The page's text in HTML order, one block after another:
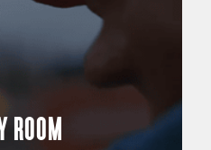
ROOM